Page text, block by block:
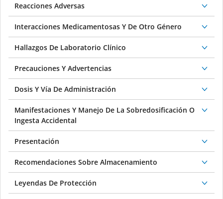
Reacciones Adversas
Interacciones Medicamentosas Y De Otro Género
Hallazgos De Laboratorio Clínico
Precauciones Y Advertencias
Dosis Y Vía De Administración
Manifestaciones Y Manejo De La Sobredosificación O
Ingesta Accidental
Presentación
Recomendaciones Sobre Almacenamiento
Leyendas De Protección